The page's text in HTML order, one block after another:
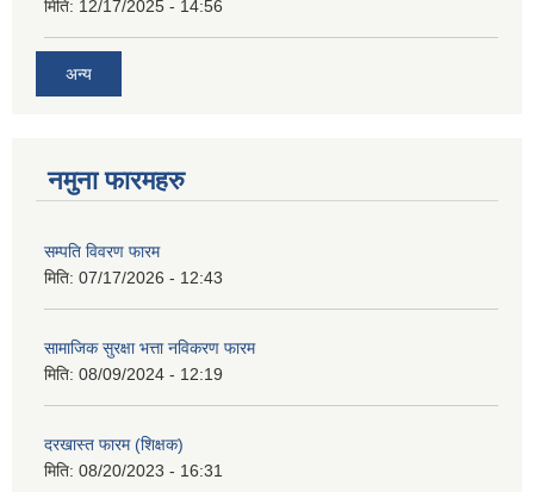
मिति: 12/17/2025 - 14:56
अन्य
नमुना फारमहरु
सम्पति विवरण फारम
मिति: 07/17/2026 - 12:43
सामाजिक सुरक्षा भत्ता नविकरण फारम
मिति: 08/09/2024 - 12:19
दरखास्त फारम (शिक्षक)
मिति: 08/20/2023 - 16:31